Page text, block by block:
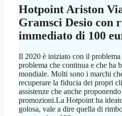
Hotpoint Ariston
Gramsci Desio con
immediato di 100
Il 2020 è iniziato con il problema
problema che continua e che ha
mondiale. Molti sono i marchi
recuperare la fiducia dei propri
assistenze che anche
promozioni.La Hotpoint ha
golosa, vale a dire quella di